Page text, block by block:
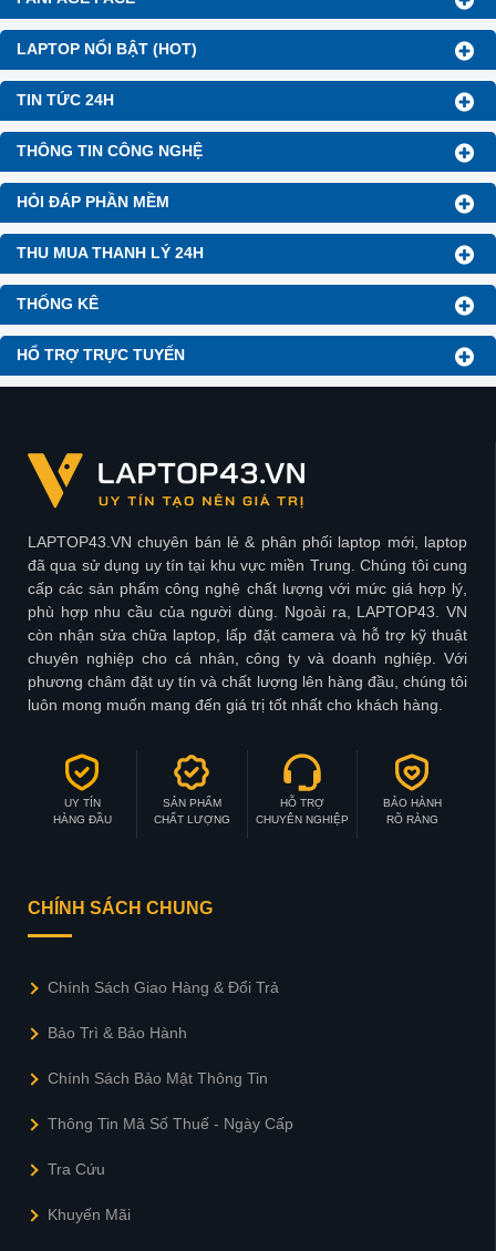
LAPTOP NỔI BẬT (HOT)
TIN TỨC 24H
THÔNG TIN CÔNG NGHỆ
HỎI ĐÁP PHẦN MỀM
THU MUA THANH LÝ 24H
THỐNG KÊ
HỔ TRỢ TRỰC TUYẾN
LAPTOP43.VN chuyên bán lẻ & phân phối laptop mới, laptop
đã qua sử dụng uy tín tại khu vực miền Trung. Chúng tôi cung
cấp các sản phẩm công nghệ chất lượng với mức giá hợp lý,
phù hợp nhu cầu của người dùng. Ngoài ra, LAPTOP43. VN
còn nhận sửa chữa laptop, lấp đặt camera và hỗ trợ kỹ thuật
chuyên nghiệp cho cá nhân, công ty và doanh nghiệp. Với
phương châm đặt uy tín và chất lượng lên hàng đầu, chúng tôi
luôn mong muốn mang đến giá trị tốt nhất cho khách hàng.
UY TÍN
HÀNG ĐẦU
SẢN PHẨM
CHẤT LƯỢNG
HỖ TRỢ
CHUYÊN NGHIỆP
BẢO HÀNH
RÕ RÀNG
CHÍNH SÁCH CHUNG
Chính Sách Giao Hàng & Đổi Trả
Bảo Trì & Bảo Hành
Chính Sách Bảo Mật Thông Tin
Thông Tin Mã Số Thuế - Ngày Cấp
Tra Cứu
Khuyến Mãi